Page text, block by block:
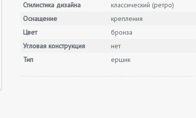
Стилистика дизайна
классический (ретро)
Оснащение
крепления
Цвет
бронза
Угловая конструкция
нет
Тип
ершик